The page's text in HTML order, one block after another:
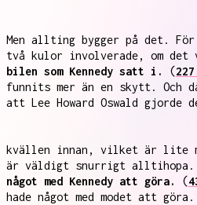
Men allting bygger på det.
två kulor involverade, om det
bilen som Kennedy satt i.
(
funnits mer än en skytt. Och
att Lee Howard Oswald gjorde
kvällen innan, vilket är lite
är väldigt snurrigt alltihopa.
något med Kennedy att göra.
(
hade något med modet att